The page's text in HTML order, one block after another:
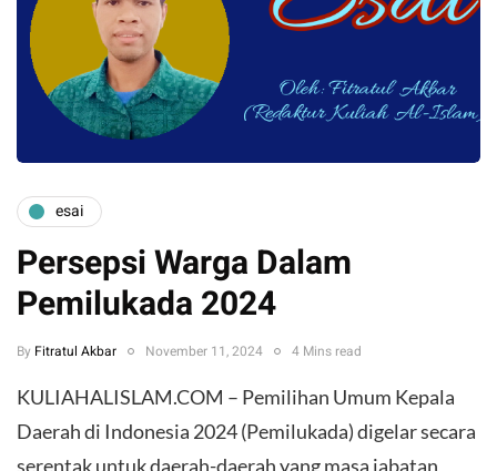
esai
Persepsi Warga Dalam
Pemilukada 2024
By Fitratul Akbar November 11, 2024 4 Mins read
KULIAHALISLAM.COM – Pemilihan Umum Kepala
Daerah di Indonesia 2024 (Pemilukada) digelar secara
serentak untuk daerah-daerah yang masa jabatan